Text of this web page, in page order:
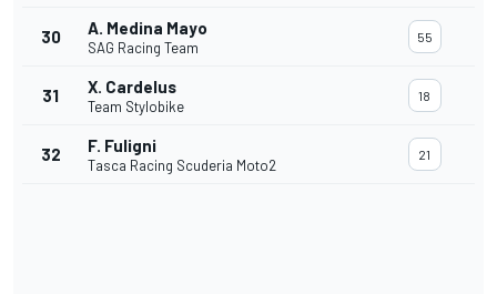
30 A. Medina Mayo
SAG Racing Team
55
31 X. Cardelus
Team Stylobike
18
32 F. Fuligni
Tasca Racing Scuderia Moto2
21